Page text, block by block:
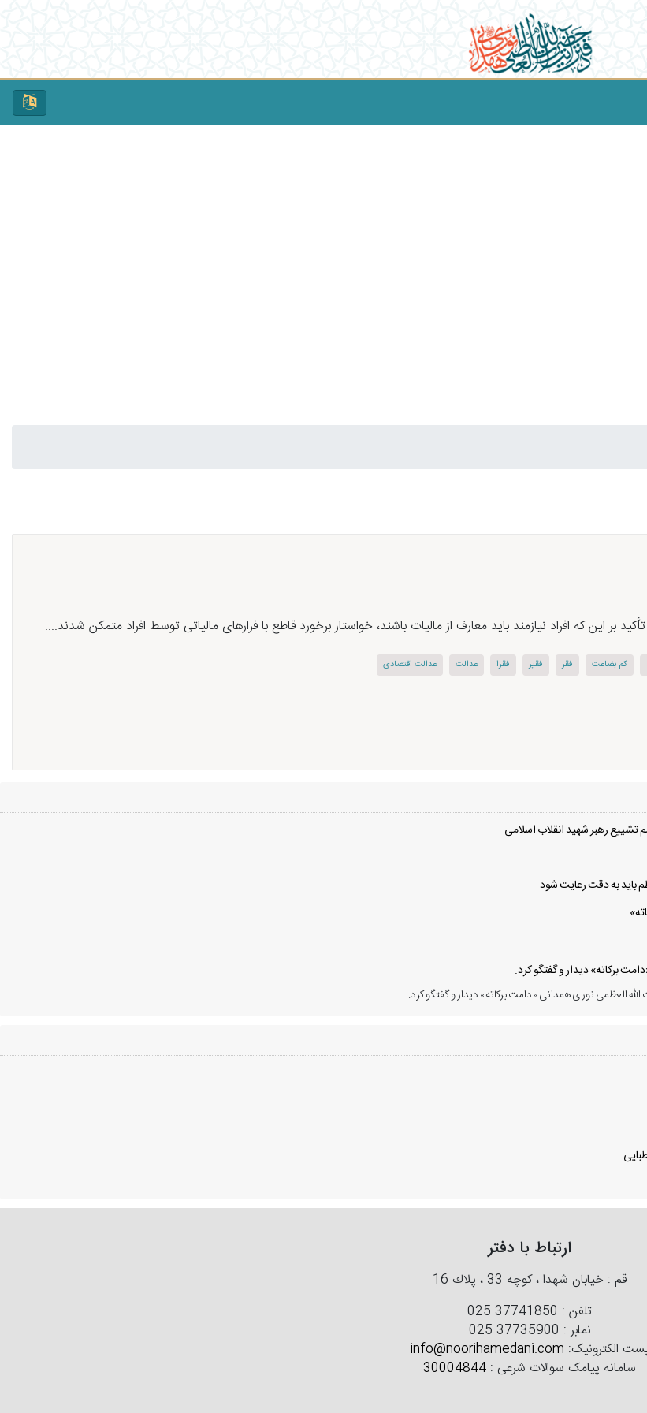
بر این که افراد نیازمند باید معارف از مالیات باشند، خواستار برخورد قاطع با فرارهای مالیاتی توسط افراد متمکن شدند....
کم بضاعت فقر فقیر فقرا عدالت عدالت اقتصادی
رهبر شهید انقلاب اسلامی
باید به دقت رعایت شود
برکاته» دیدار و گفتگو کرد.
العظمی نوری همدانی «دامت برکاته» دیدار و گفتگو کرد.
ارتباط با دفتر
قم : خیابان شهدا ، كوچه 33 ، پلاك 16
تلفن : 025 37741850
نمابر : 025 37735900
الکترونیک: info@noorihamedani.com
سامانه پیامک سوالات شرعی : 30004844